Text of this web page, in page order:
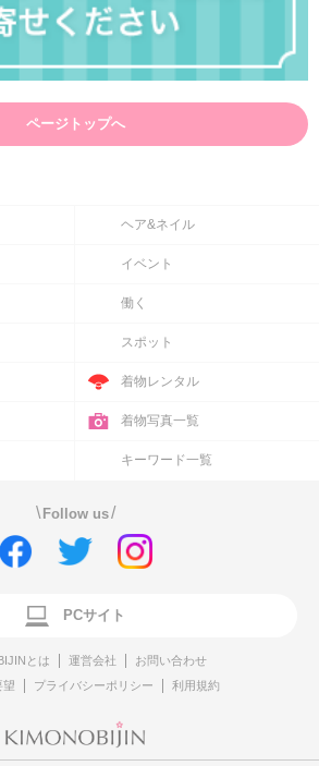
ページトップへ
ヘア&ネイル
イベント
働く
スポット
着物レンタル
着物写真一覧
キーワード一覧
\ Follow us/
PCサイト
とは 運営会社
お問い合わせ
望
プライバシーポリシー 利用規約